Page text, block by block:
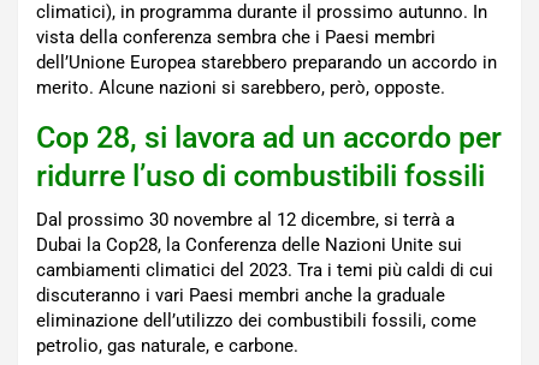
climatici), in programma durante il prossimo autunno. In
vista della conferenza sembra che i Paesi membri
dell’Unione Europea starebbero preparando un accordo in
merito. Alcune nazioni si sarebbero, però, opposte.
Cop 28, si lavora ad un accordo per
ridurre l’uso di combustibili fossili
Dal prossimo 30 novembre al 12 dicembre, si terrà a
Dubai la Cop28, la Conferenza delle Nazioni Unite sui
cambiamenti climatici del 2023. Tra i temi più caldi di cui
discuteranno i vari Paesi membri anche la graduale
eliminazione dell’utilizzo dei combustibili fossili, come
petrolio, gas naturale, e carbone.